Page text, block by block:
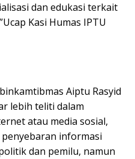
dan edukasi terkait
Kasi Humas IPTU
Aiptu Rasyid
lebih teliti dalam
atau media sosial,
informasi
dan pemilu, namun